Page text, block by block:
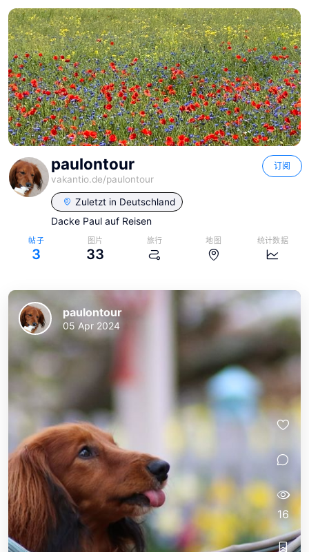
paulontour
vakantio.de/paulontour
订阅
Zuletzt in Deutschland
Dacke Paul auf Reisen
帖子
3
图片
33
旅行 地图 统计数据
paulontour
05 Apr 2024
16